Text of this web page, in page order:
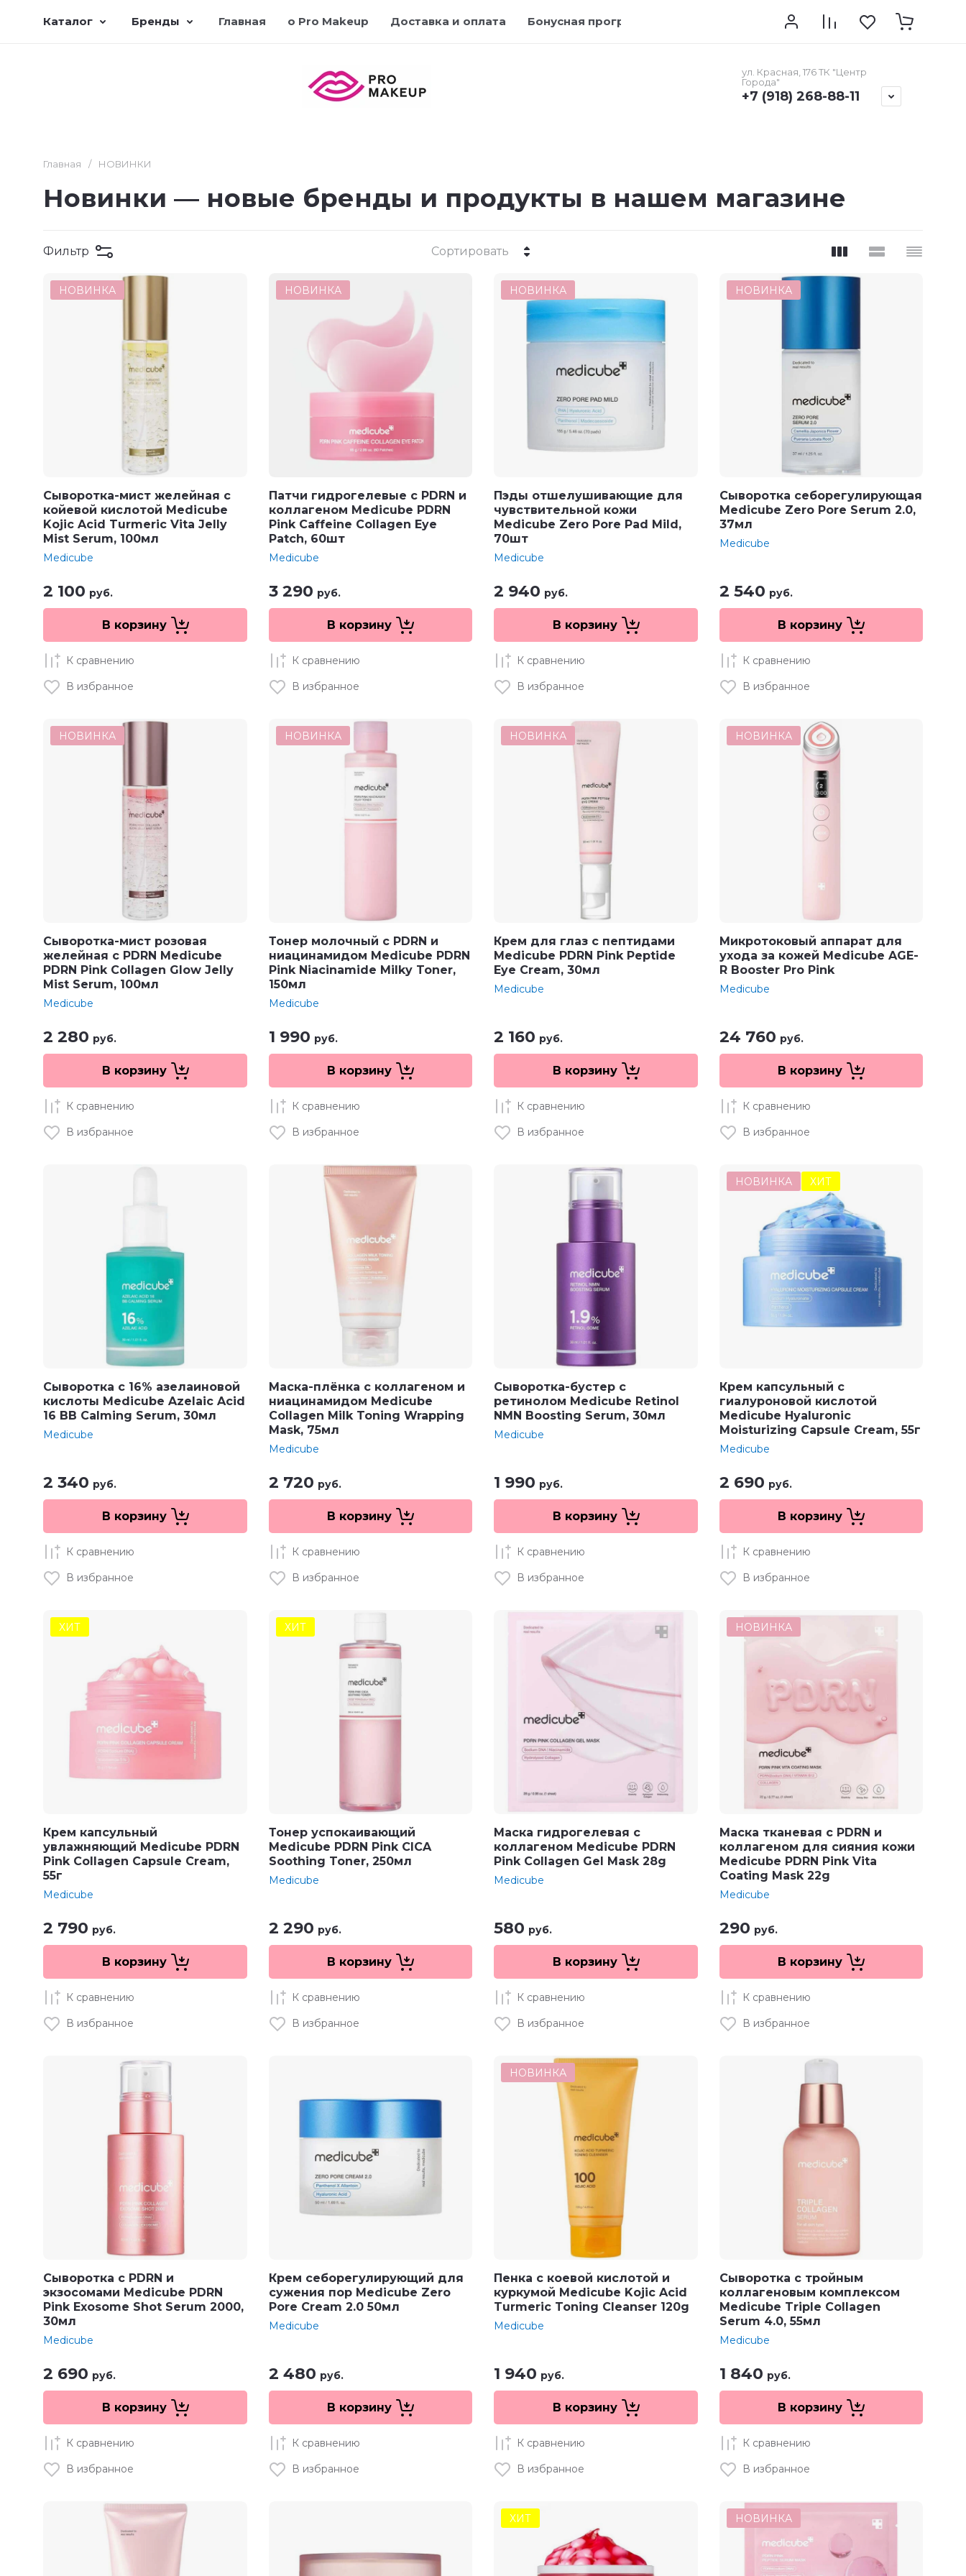
Каталог Бренды Главная о Pro Makeup Доставка и оплата Бонусная программа Контакты
ул. Красная, 176 ТК "Центр
Города"
+7 (918) 268-88-11
Главная / НОВИНКИ
Новинки — новые бренды и продукты в нашем магазине
Фильтр Сортировать
НОВИНКА
Сыворотка-мист желейная с
койевой кислотой Medicube
Kojic Acid Turmeric Vita Jelly
Mist Serum, 100мл
Medicube
2 100 руб.
В корзину
К сравнению
В избранное
НОВИНКА
Патчи гидрогелевые с PDRN и
коллагеном Medicube PDRN
Pink Caffeine Collagen Eye
Patch, 60шт
Medicube
3 290 руб.
В корзину
К сравнению
В избранное
НОВИНКА
Пэды отшелушивающие для
чувствительной кожи
Medicube Zero Pore Pad Mild,
70шт
Medicube
2 940 руб.
В корзину
К сравнению
В избранное
НОВИНКА
Сыворотка себорегулирующая
Medicube Zero Pore Serum 2.0,
37мл
Medicube
2 540 руб.
В корзину
К сравнению
В избранное
НОВИНКА
Сыворотка-мист розовая
желейная с PDRN Medicube
PDRN Pink Collagen Glow Jelly
Mist Serum, 100мл
Medicube
2 280 руб.
В корзину
К сравнению
В избранное
НОВИНКА
Тонер молочный с PDRN и
ниацинамидом Medicube PDRN
Pink Niacinamide Milky Toner,
150мл
Medicube
1 990 руб.
В корзину
К сравнению
В избранное
НОВИНКА
Крем для глаз с пептидами
Medicube PDRN Pink Peptide
Eye Cream, 30мл
Medicube
2 160 руб.
В корзину
К сравнению
В избранное
НОВИНКА
Микротоковый аппарат для
ухода за кожей Medicube AGE-
R Booster Pro Pink
Medicube
24 760 руб.
В корзину
К сравнению
В избранное
Сыворотка с 16% азелаиновой
кислоты Medicube Azelaic Acid
16 BB Calming Serum, 30мл
Medicube
2 340 руб.
В корзину
К сравнению
В избранное
Маска-плёнка с коллагеном и
ниацинамидом Medicube
Collagen Milk Toning Wrapping
Mask, 75мл
Medicube
2 720 руб.
В корзину
К сравнению
В избранное
Сыворотка-бустер с
ретинолом Medicube Retinol
NMN Boosting Serum, 30мл
Medicube
1 990 руб.
В корзину
К сравнению
В избранное
НОВИНКА ХИТ
Крем капсульный с
гиалуроновой кислотой
Medicube Hyaluronic
Moisturizing Capsule Cream, 55г
Medicube
2 690 руб.
В корзину
К сравнению
В избранное
ХИТ
Крем капсульный
увлажняющий Medicube PDRN
Pink Collagen Capsule Cream,
55г
Medicube
2 790 руб.
В корзину
К сравнению
В избранное
ХИТ
Тонер успокаивающий
Medicube PDRN Pink CICA
Soothing Toner, 250мл
Medicube
2 290 руб.
В корзину
К сравнению
В избранное
Маска гидрогелевая с
коллагеном Medicube PDRN
Pink Collagen Gel Mask 28g
Medicube
580 руб.
В корзину
К сравнению
В избранное
НОВИНКА
Маска тканевая с PDRN и
коллагеном для сияния кожи
Medicube PDRN Pink Vita
Coating Mask 22g
Medicube
290 руб.
В корзину
К сравнению
В избранное
Сыворотка с PDRN и
экзосомами Medicube PDRN
Pink Exosome Shot Serum 2000,
30мл
Medicube
2 690 руб.
В корзину
К сравнению
В избранное
Крем себорегулирующий для
сужения пор Medicube Zero
Pore Cream 2.0 50мл
Medicube
2 480 руб.
В корзину
К сравнению
В избранное
НОВИНКА
Пенка c коевой кислотой и
куркумой Medicube Kojic Acid
Turmeric Toning Cleanser 120g
Medicube
1 940 руб.
В корзину
К сравнению
В избранное
Сыворотка с тройным
коллагеновым комплексом
Medicube Triple Collagen
Serum 4.0, 55мл
Medicube
1 840 руб.
В корзину
К сравнению
В избранное
ХИТ НОВИНКА